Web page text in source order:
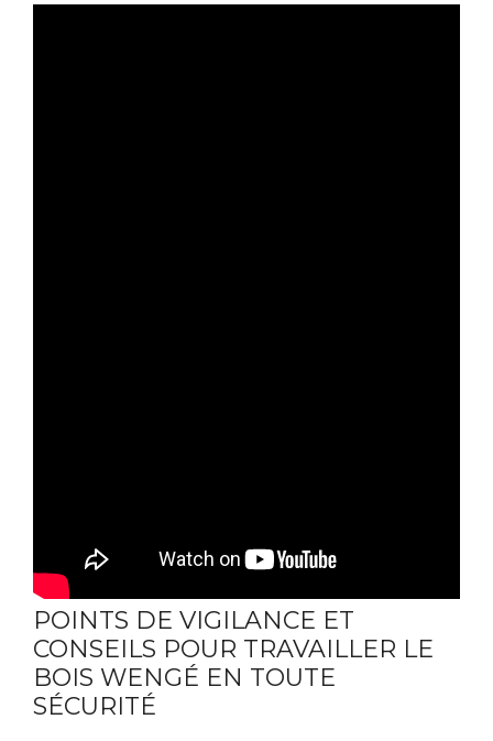
POINTS DE VIGILANCE ET
CONSEILS POUR TRAVAILLER LE
BOIS WENGÉ EN TOUTE
SÉCURITÉ